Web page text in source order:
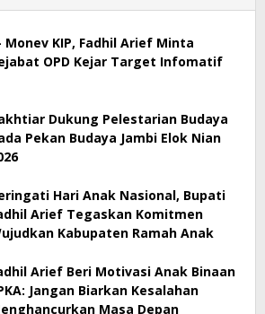
Monev KIP, Fadhil Arief Minta
OPD Kejar Target Infomatif
Dukung Pelestarian Budaya
Pekan Budaya Jambi Elok Nian
Hari Anak Nasional, Bupati
Arief Tegaskan Komitmen
Kabupaten Ramah Anak
Arief Beri Motivasi Anak Binaan
Jangan Biarkan Kesalahan
Masa Depan